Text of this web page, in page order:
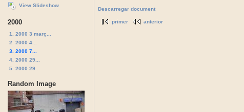
View Slideshow
2000
1. 2000 3 març...
2. 2000 4...
3. 2000 7...
4. 2000 29...
5. 2000 29...
Random Image
Descarregar document
primer anterior